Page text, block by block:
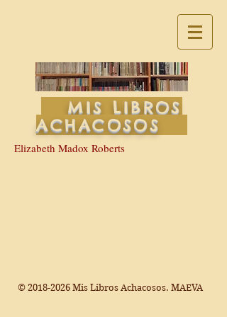
MIS LIBROS
ACHACOSOS
Elizabeth Madox Roberts
© 2018-2026 Mis Libros Achacosos. MAEVA